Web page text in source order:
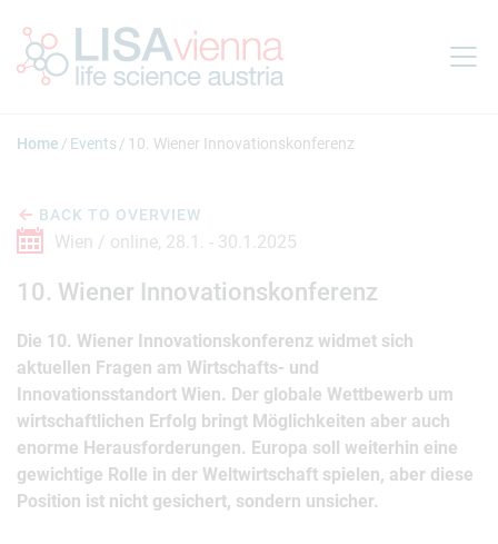
Home Events 10. Wiener Innovationskonferenz
BACK TO OVERVIEW
Wien / online, 28.1. - 30.1.2025
10. Wiener Innovationskonferenz
Die 10. Wiener Innovationskonferenz widmet sich
aktuellen Fragen am Wirtschafts- und
Innovationsstandort Wien. Der globale Wettbewerb um
wirtschaftlichen Erfolg bringt Möglichkeiten aber auch
enorme Herausforderungen. Europa soll weiterhin eine
gewichtige Rolle in der Weltwirtschaft spielen, aber diese
Position ist nicht gesichert, sondern unsicher.